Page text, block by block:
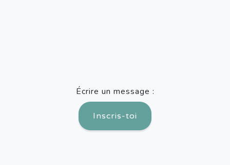
Écrire un message :
Inscris-toi